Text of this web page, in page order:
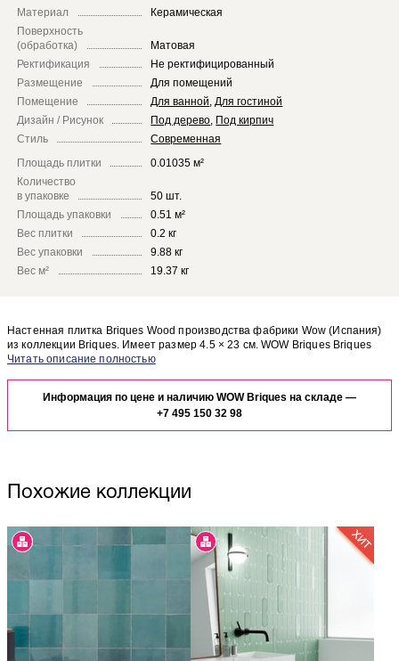
Материал
Керамическая
Поверхность
(обработка)
Матовая
Ректификация
Не ректифицированный
Размещение
Для помещений
Помещение
Для ванной Для гостиной
Дизайн / Рисунок
Под дерево Под кирпич
Стиль
Современная
Площадь плитки
0.01035 м²
Количество
в упаковке
50 шт.
Площадь упаковки
0.51 м²
Вес плитки
0.2 кг
Вес упаковки
9.88 кг
Вес м²
19.37 кг
Настенная плитка Briques Wood производства фабрики Wow (Испания)
из коллекции Briques. Имеет размер 4.5 × 23 см. WOW Briques Briques
Wood отлично сочетается с другими элементами коллекции Briques.
в отделке Вашего помещения, закажите бесплатный дизайн-проект с
использованием элементов коллекции Wow Briques.
Информация по цене и наличию WOW Briques на складе —
+7 495 150 32 98
Похожие коллекции